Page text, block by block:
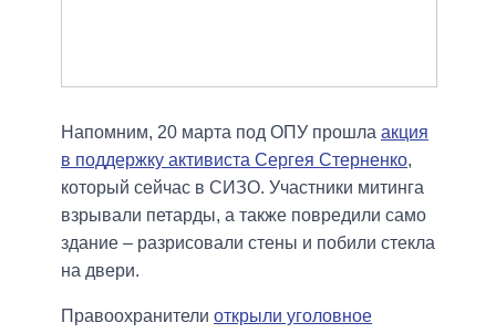
Напомним, 20 марта под ОПУ прошла акция
в поддержку активиста Сергея Стерненко,
который сейчас в СИЗО. Участники митинга
взрывали петарды, а также повредили само
здание – разрисовали стены и побили стекла
на двери.
Правоохранители открыли уголовное